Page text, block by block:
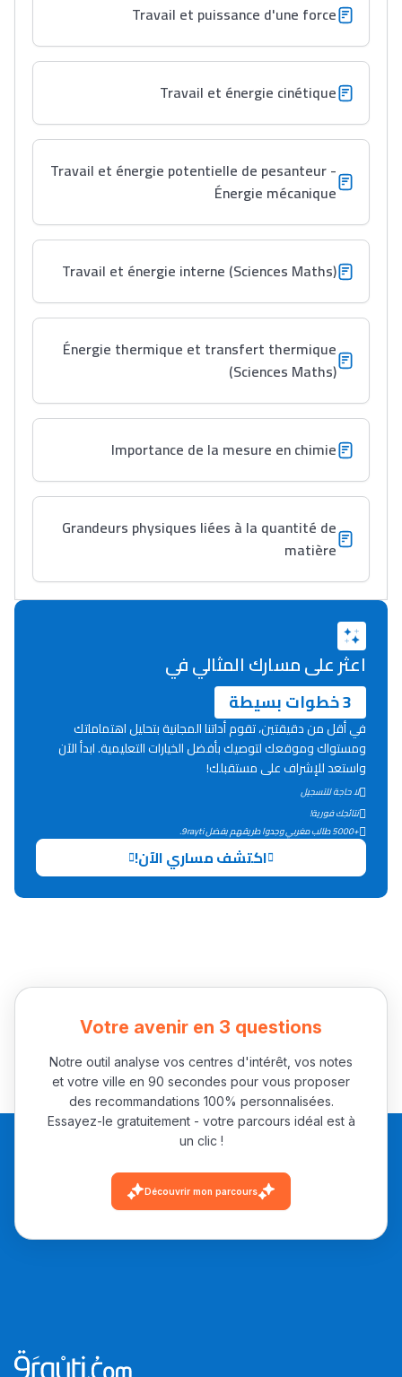
التعليم الثانوي الإعدادي
Post-Bac
+ de 78 Sujets
+ de 89 Interviews/Vidéos
ما يزيد عن 149 مهنة
دليل التوجيه
التوجيه بالثانوي و الإعدادي
يلقاو التوازن من الدّاخل
ومن الخارج، بشرى
أمسكين بنات مسارها
خطوة بخطوة - مترجم
القراية و الخدمة فمجال
تقويم البصر مع المختصّة
مسار عبد العزيز فتيشي،
Travail et puissance d'une force
Travail et énergie cinétique
Travail et énergie potentielle de pesanteur -
Énergie mécanique
Travail et énergie interne (Sciences Maths)
Énergie thermique et transfert thermique
(Sciences Maths)
Importance de la mesure en chimie
Grandeurs physiques liées à la quantité de
matière
اعثر على مسارك المثالي في
3 خطوات بسيطة
في أقل من دقيقتين، تقوم أداتنا المجانية بتحليل اهتماماتك
ومستواك وموقعك لتوصيك بأفضل الخيارات التعليمية. ابدأ الآن
واستعد للإشراف على مستقبلك!
لا حاجة للتسجيل
نتائجك فورية!
+5000 طالب مغربي وجدوا طريقهم بفضل 9rayti.
اكتشف مساري الآن!
Votre avenir en 3 questions
Notre outil analyse vos centres d'intérêt, vos notes
et votre ville en 90 secondes pour vous proposer
des recommandations 100% personnalisées.
Essayez-le gratuitement - votre parcours idéal est à
un clic !
Découvrir mon parcours